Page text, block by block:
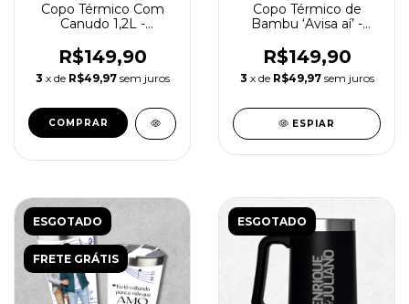
Copo Térmico Com
Canudo 1,2L -
R$149,90
3 x de R$49,97 sem juros
COMPRAR
Copo Térmico de
Bambu ‘Avisa aí’ -
R$149,90
3 x de R$49,97 sem juros
ESPIAR
ESGOTADO
FRETE GRÁTIS
ESGOTADO